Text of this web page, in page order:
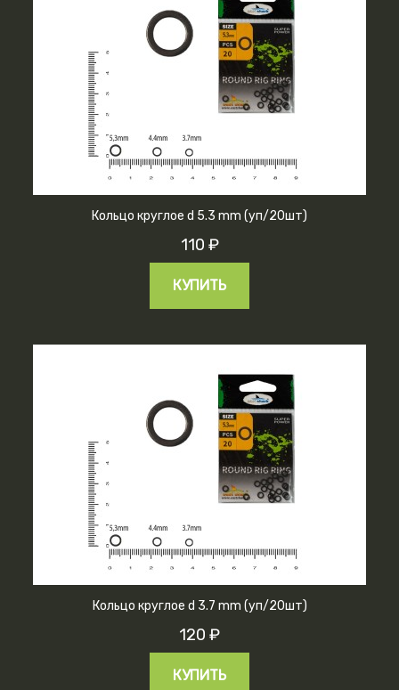
Кольцо круглое d 5.3 mm (уп/20шт)
110 ₽
КУПИТЬ
Кольцо круглое d 3.7 mm (уп/20шт)
120 ₽
КУПИТЬ